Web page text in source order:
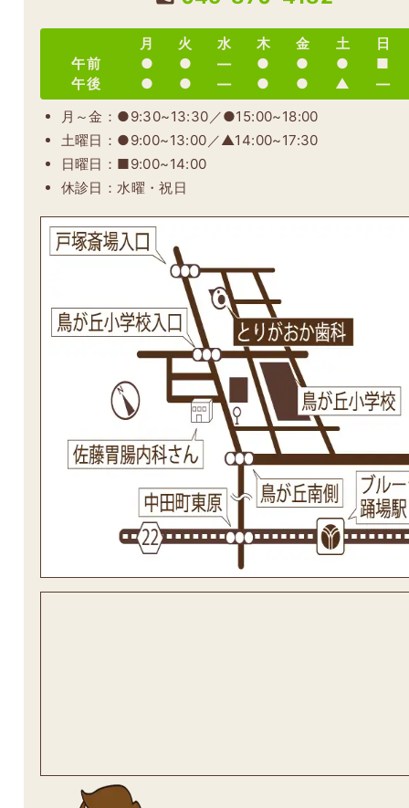
月 火 水 木 金 土
日
午前
● ● ― ● ● ●
■
午後
● ● ― ● ● ▲
―
月～金：●9:30~13:30／●15:00~18:00
土曜日：●9:00~13:00／▲14:00~17:30
日曜日：■9:00~14:00
休診日：水曜・祝日